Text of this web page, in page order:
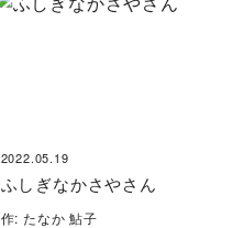
2022.05.19
ふしぎなかさやさん
作: たなか 鮎子